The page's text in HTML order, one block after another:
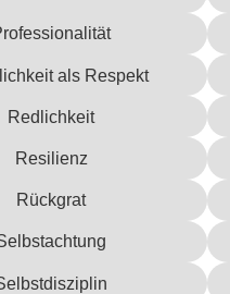
als Respekt
Redlichkeit
Resilienz
Rückgrat